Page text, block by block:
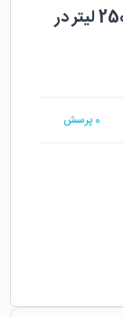
فلومتر (Flowmeter) خطی 250 تا 2500 لیتر در
0 پرسش